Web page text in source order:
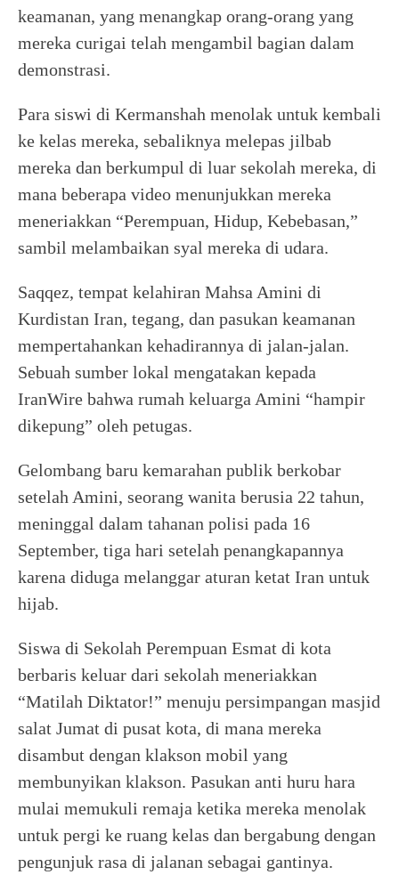
keamanan, yang menangkap orang-orang yang
mereka curigai telah mengambil bagian dalam
demonstrasi.
Para siswi di Kermanshah menolak untuk kembali
ke kelas mereka, sebaliknya melepas jilbab
mereka dan berkumpul di luar sekolah mereka, di
mana beberapa video menunjukkan mereka
meneriakkan “Perempuan, Hidup, Kebebasan,”
sambil melambaikan syal mereka di udara.
Saqqez, tempat kelahiran Mahsa Amini di
Kurdistan Iran, tegang, dan pasukan keamanan
mempertahankan kehadirannya di jalan-jalan.
Sebuah sumber lokal mengatakan kepada
IranWire bahwa rumah keluarga Amini “hampir
dikepung” oleh petugas.
Gelombang baru kemarahan publik berkobar
setelah Amini, seorang wanita berusia 22 tahun,
meninggal dalam tahanan polisi pada 16
September, tiga hari setelah penangkapannya
karena diduga melanggar aturan ketat Iran untuk
hijab.
Siswa di Sekolah Perempuan Esmat di kota
berbaris keluar dari sekolah meneriakkan
“Matilah Diktator!” menuju persimpangan masjid
salat Jumat di pusat kota, di mana mereka
disambut dengan klakson mobil yang
membunyikan klakson. Pasukan anti huru hara
mulai memukuli remaja ketika mereka menolak
untuk pergi ke ruang kelas dan bergabung dengan
pengunjuk rasa di jalanan sebagai gantinya.